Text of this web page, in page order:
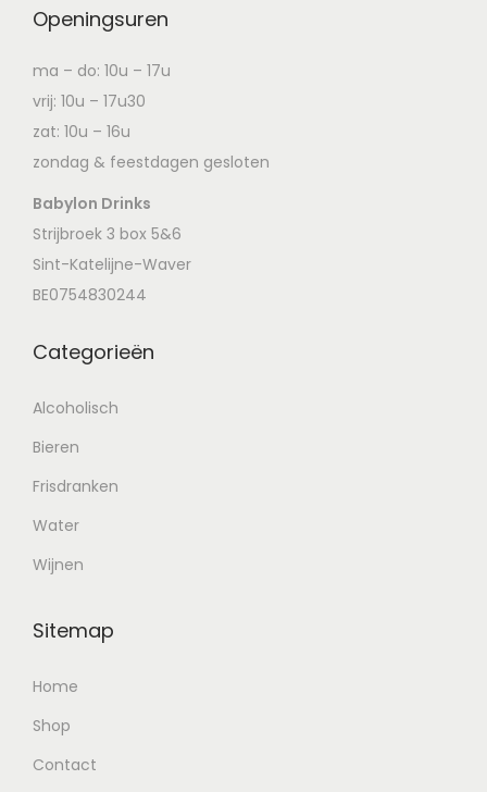
Openingsuren
ma – do: 10u – 17u
vrij: 10u – 17u30
zat: 10u – 16u
zondag & feestdagen gesloten
Babylon Drinks
Strijbroek 3 box 5&6
Sint-Katelijne-Waver
BE0754830244
Categorieën
Alcoholisch
Bieren
Frisdranken
Water
Wijnen
Sitemap
Home
Shop
Contact